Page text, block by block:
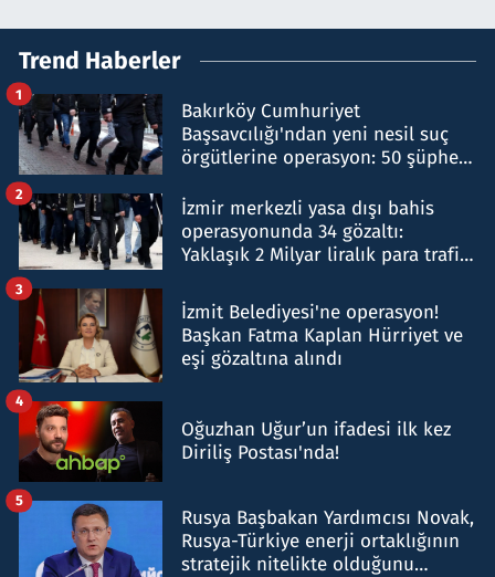
Trend Haberler
Bakırköy Cumhuriyet
Başsavcılığı'ndan yeni nesil suç
örgütlerine operasyon: 50 şüpheli
1
İzmir merkezli yasa dışı bahis
operasyonunda 34 gözaltı:
Yaklaşık 2 Milyar liralık para trafiği
2
İzmit Belediyesi'ne operasyon!
Başkan Fatma Kaplan Hürriyet ve
eşi gözaltına alındı
3
Oğuzhan Uğur’un ifadesi ilk kez
Diriliş Postası'nda!
4
Rusya Başbakan Yardımcısı Novak,
Rusya-Türkiye enerji ortaklığının
stratejik nitelikte olduğunu
5